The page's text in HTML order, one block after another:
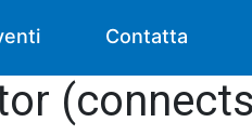
Contatta